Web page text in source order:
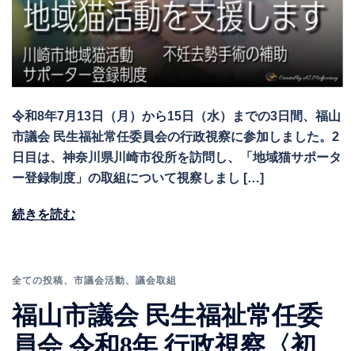
令和8年7月13日（月）から15日（水）までの3日間、福山
市議会 民生福祉常任委員会の行政視察に参加しました。2
日目は、神奈川県川崎市役所を訪問し、「地域猫サポータ
ー登録制度」の取組について視察しまし […]
続きを読む
全ての投稿、 市議会活動、 議会取組
福山市議会 民生福祉常任委